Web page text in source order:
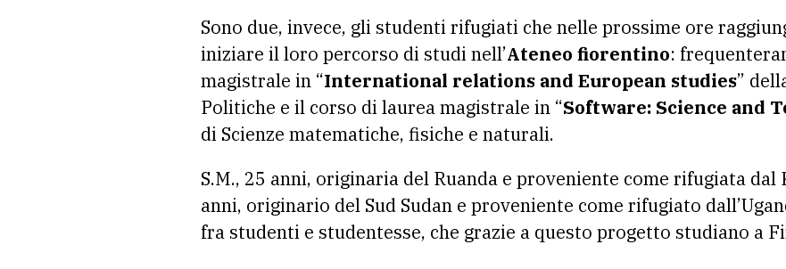
Sono due, invece, gli studenti rifugiati che nelle prossime ore
iniziare il loro percorso di studi nell’Ateneo fiorentino:
magistrale in “International relations and European studies”
Politiche e il corso di laurea magistrale in “Software: Science and
di Scienze matematiche, fisiche e naturali.
S.M., 25 anni, originaria del Ruanda e proveniente come rifugiata dal
anni, originario del Sud Sudan e proveniente come rifugiato
fra studenti e studentesse, che grazie a questo progetto studiano a